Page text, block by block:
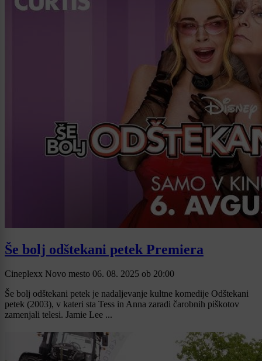
Še bolj odštekani petek Premiera
Cineplexx Novo mesto 06. 08. 2025 ob 20:00
Še bolj odštekani petek je nadaljevanje kultne komedije Odštekani
petek (2003), v kateri sta Tess in Anna zaradi čarobnih piškotov
zamenjali telesi. Jamie Lee ...